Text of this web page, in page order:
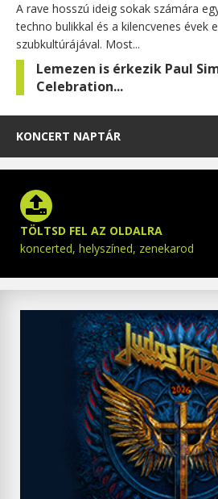
A rave hosszú ideig sokak számára
techno bulikkal és a kilencvenes évek
szubkultúrájával. Most...
Lemezen is érkezik Paul
Celebration...
KONCERT NAPTÁR
TÖLTSD FEL AZ OLDALRA
koncerted, helyszíned, zenekarod